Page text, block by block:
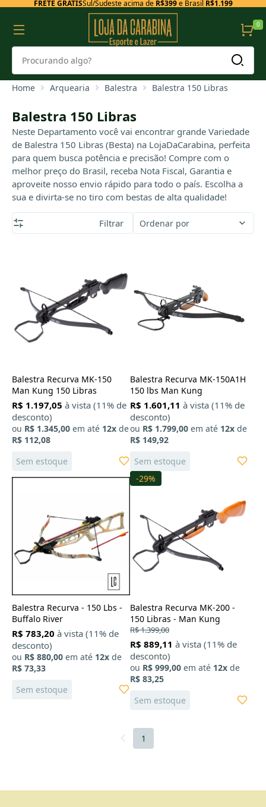
FRETE GRÁTISSul/Sudeste acima de R$399e Brasil R$1.199
0
Home Arquearia Balestra Balestra 150 Libras
Balestra 150 Libras
Neste Departamento você vai encontrar grande Variedade
de Balestra 150 Libras (Besta) na LojaDaCarabina, perfeita
para quem busca potência e precisão! Compre com o
melhor preço do Brasil, receba Nota Fiscal, Garantia e
aproveite nosso envio rápido para todo o país. Escolha a
sua e divirta-se no tiro com bestas de alta qualidade!
Filtrar Ordenar por
Balestra Recurva MK-150
Man Kung 150 Libras
R$ 1.197,05 à vista (11% de
desconto)
ou R$ 1.345,00 em até 12x de
R$ 112,08
Sem estoque
Balestra Recurva MK-150A1H
150 lbs Man Kung
R$ 1.601,11 à vista (11% de
desconto)
ou R$ 1.799,00 em até 12x de
R$ 149,92
Sem estoque
Balestra Recurva - 150 Lbs -
Buffalo River
R$ 783,20 à vista (11% de
desconto)
ou R$ 880,00 em até 12x de
R$ 73,33
Sem estoque
-29%
Balestra Recurva MK-200 -
150 Libras - Man Kung
R$ 1.399,00
R$ 889,11 à vista (11% de
desconto)
ou R$ 999,00 em até 12x de
R$ 83,25
Sem estoque
1